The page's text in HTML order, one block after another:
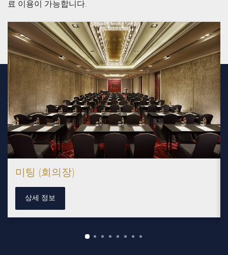
료 이용이 가능합니다.
미팅 (회의장)
상세 정보